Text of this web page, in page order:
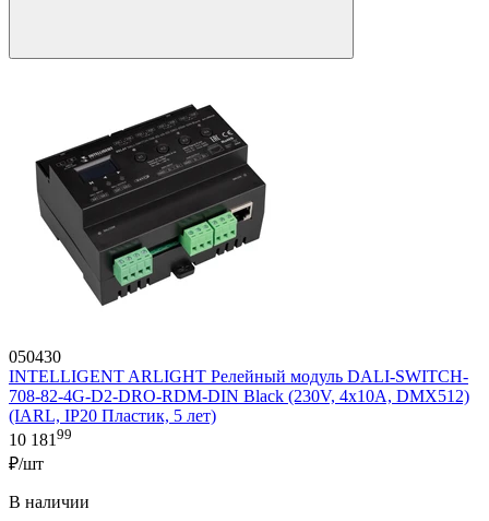
050430
INTELLIGENT ARLIGHT Релейный модуль DALI-SWITCH-
708-82-4G-D2-DRO-RDM-DIN Black (230V, 4x10A, DMX512)
(IARL, IP20 Пластик, 5 лет)
10 18199
₽/шт
В наличии